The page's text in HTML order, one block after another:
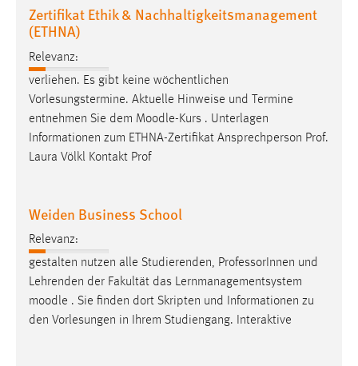
Zertifikat Ethik & Nachhaltigkeitsmanagement
(ETHNA)
Relevanz:
verliehen. Es gibt keine wöchentlichen
Vorlesungstermine. Aktuelle Hinweise und Termine
entnehmen Sie dem Moodle-Kurs . Unterlagen
Informationen zum ETHNA-Zertifikat Ansprechperson Prof.
Laura Völkl Kontakt Prof
Weiden Business School
Relevanz:
gestalten nutzen alle Studierenden, ProfessorInnen und
Lehrenden der Fakultät das Lernmanagementsystem
moodle . Sie finden dort Skripten und Informationen zu
den Vorlesungen in Ihrem Studiengang. Interaktive
EXTERNE MEDIEN
Um Inhalte von Videoplattformen und Social Media
externen Medien Cookies gesetzt.
YouTube
Vimeo